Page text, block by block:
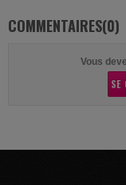
COMMENTAIRES(0)
Vous
SE